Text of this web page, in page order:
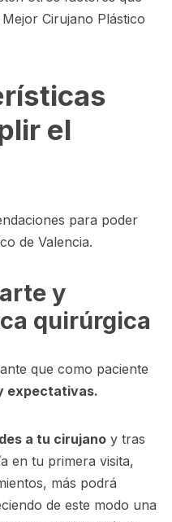
Cirujano Plástico
el
para poder
de Valencia.
y
quirúrgica
que como paciente
expectativas.
a tu cirujano y tras
en tu primera visita,
más podrá
de este modo una